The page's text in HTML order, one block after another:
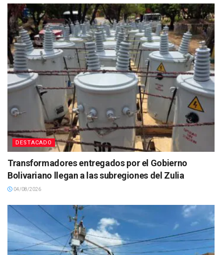
DESTACADO
Transformadores entregados por el Gobierno
Bolivariano llegan a las subregiones del Zulia
04/08/2026